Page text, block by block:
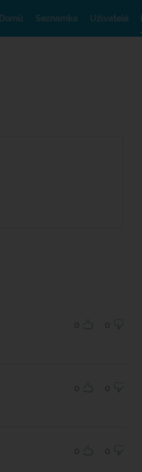
Domů
Seznamka Uživatelé
0 0
0 0
0 0